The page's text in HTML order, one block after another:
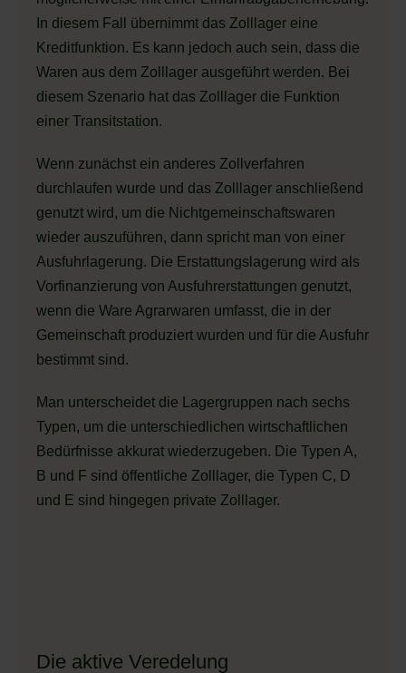
In diesem Fall übernimmt das Zolllager eine
Kreditfunktion. Es kann jedoch auch sein, dass die
Waren aus dem Zolllager ausgeführt werden. Bei
diesem Szenario hat das Zolllager die Funktion
einer Transitstation.
Wenn zunächst ein anderes Zollverfahren
durchlaufen wurde und das Zolllager anschließend
genutzt wird, um die Nichtgemeinschaftswaren
wieder auszuführen, dann spricht man von einer
Ausfuhrlagerung. Die Erstattungslagerung wird als
Vorfinanzierung von Ausfuhrerstattungen genutzt,
wenn die Ware Agrarwaren umfasst, die in der
Gemeinschaft produziert wurden und für die Ausfuhr
bestimmt sind.
Man unterscheidet die Lagergruppen nach sechs
Typen, um die unterschiedlichen wirtschaftlichen
Bedürfnisse akkurat wiederzugeben. Die Typen A,
B und F sind öffentliche Zolllager, die Typen C, D
und E sind hingegen private Zolllager.
Die aktive Veredelung